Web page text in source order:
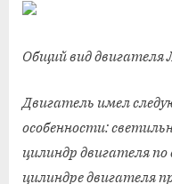
Общий вид двигателя
Двигатель имел
особенности:
цилиндр двигателя
цилиндре двигателя